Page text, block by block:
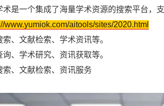
是一个集成了海量学术资源的搜索平台，
www.yumiok.com/aitools/sites/2020.html
、文献检索、学术资讯等。
、学术研究、资讯获取等。
索、文献检索、资讯服务